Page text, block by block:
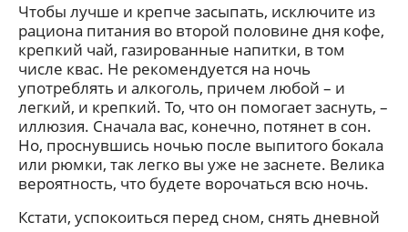
Чтобы лучше и крепче засыпать, исключите из
рациона питания во второй половине дня кофе,
крепкий чай, газированные напитки, в том
числе квас. Не рекомендуется на ночь
употреблять и алкоголь, причем любой – и
легкий, и крепкий. То, что он помогает заснуть, –
иллюзия. Сначала вас, конечно, потянет в сон.
Но, проснувшись ночью после выпитого бокала
или рюмки, так легко вы уже не заснете. Велика
вероятность, что будете ворочаться всю ночь.
Кстати, успокоиться перед сном, снять дневной